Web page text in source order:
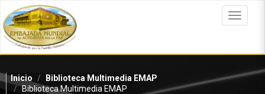
al
contenido
principal
Toggle
Inicio
Biblioteca Multimedia EMAP
Biblioteca Multimedia EMAP